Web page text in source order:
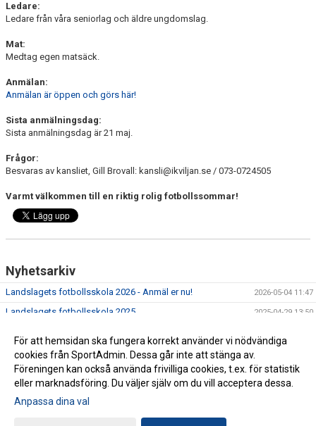
Ledare:
Ledare från våra seniorlag och äldre ungdomslag.
Mat:
Medtag egen matsäck.
Anmälan:
Anmälan är öppen och görs här!
Sista anmälningsdag:
Sista anmälningsdag är 21 maj.
Frågor:
Besvaras av kansliet, Gill Brovall: kansli@ikviljan.se / 073-0724505
Varmt välkommen till en riktig rolig fotbollssommar!
Nyhetsarkiv
Landslagets fotbollsskola 2026 - Anmäl er nu! 2026-05-04 11:47
Landslagets fotbollsskola 2025 2025-04-29 13:50
Boka er plats redan idag!
Gå till Webbversion
För att hemsidan ska fungera korrekt använder vi nödvändiga
cookies från SportAdmin. Dessa går inte att stänga av.
Föreningen kan också använda frivilliga cookies, t.ex. för statistik
eller marknadsföring. Du väljer själv om du vill acceptera dessa.
Anpassa dina val